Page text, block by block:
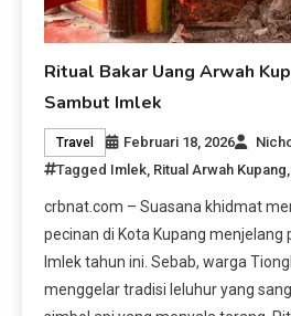
Ritual Bakar Uang Arwah
Sambut Imlek
Travel Februari 18, 2026
Tagged Imlek Ritual Arwah Kupang
crbnat.com – Suasana khidmat
pecinan di Kota Kupang menjelang
Imlek tahun ini. Sebab, warga
menggelar tradisi leluhur yang